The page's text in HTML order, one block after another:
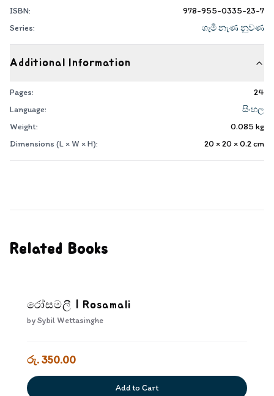
ISBN:
978-955-0335-23-7
Series:
ගැමි නැණ නුවණ
Additional Information
Pages:
24
Language:
සිංහල
Weight:
0.085 kg
Dimensions (L × W × H):
20 × 20 × 0.2cm
Related Books
රෝසමලී | Rosamali
bySybil Wettasinghe
රු. 350.00
Add to Cart